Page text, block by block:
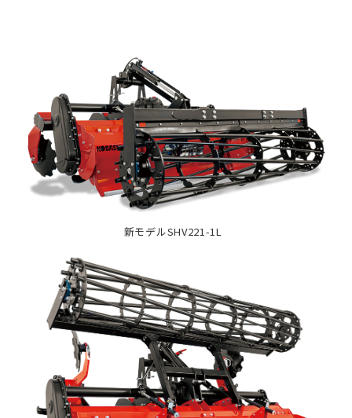
新モデルSHV221-1L